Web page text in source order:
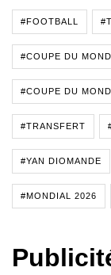
#FOOTBALL
#COUPE DU
#COUPE DU
#TRANSFERT
#YAN DIOMANDE
#MONDIAL 2026